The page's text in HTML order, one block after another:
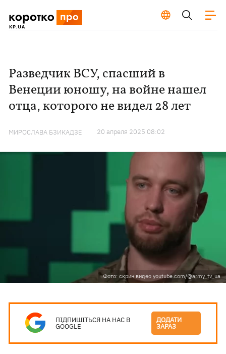
Разведчик ВСУ, спасший в
Венеции юношу, на войне нашел
отца, которого не видел 28 лет
МИРОСЛАВА БЗИКАДЗЕ 20 апреля 2025 08:02
Фото: скрин видео youtube.com/@army_tv_ua
ПІДПИШІТЬСЯ НА НАС В
GOOGLE
ДОДАТИ
ЗАРАЗ